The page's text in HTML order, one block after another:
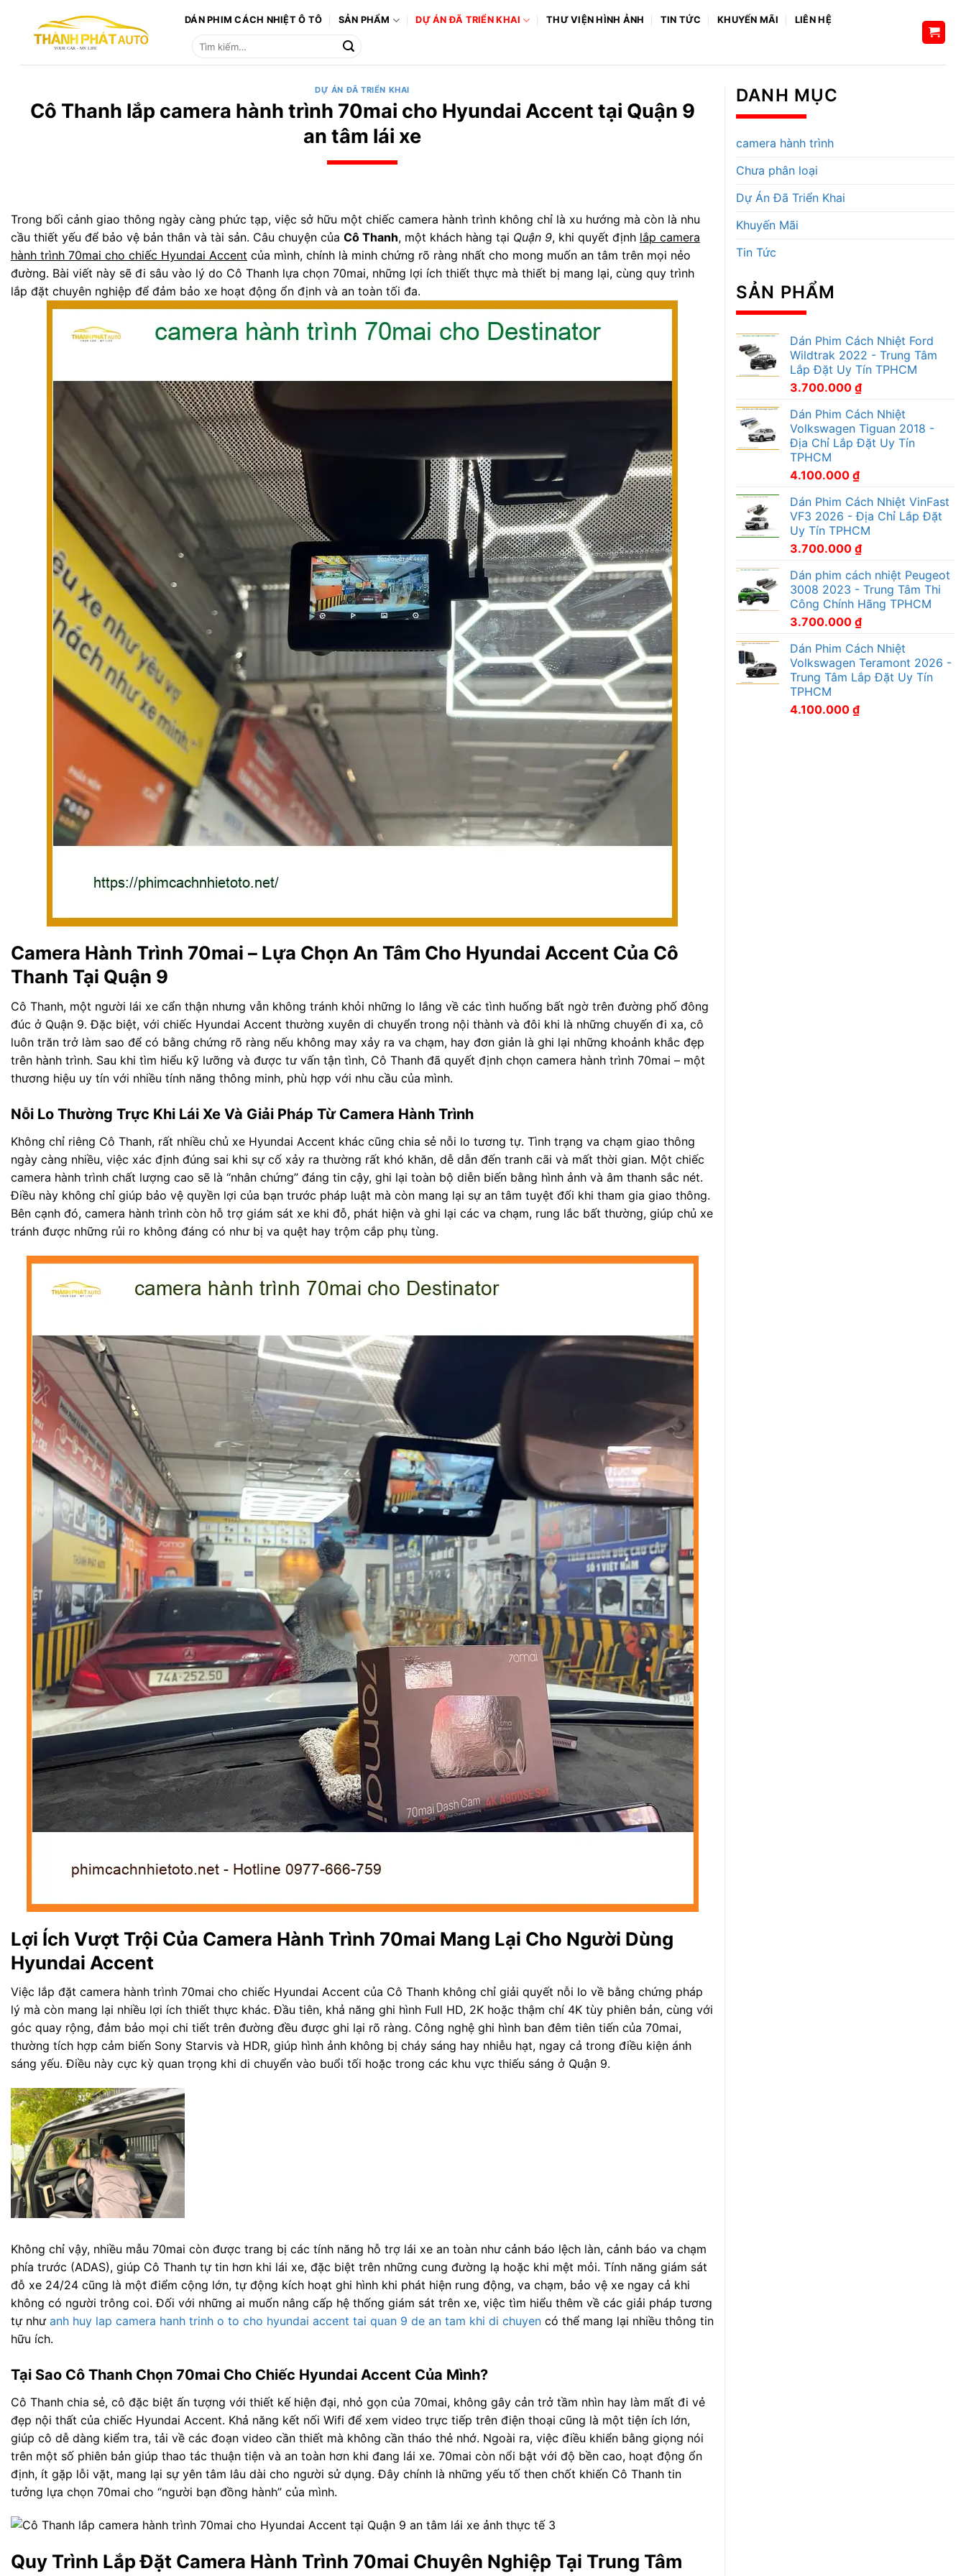
dung
DÁN PHIM CÁCH NHIỆT Ô TÔ SẢN PHẨM DỰ ÁN ĐÃ TRIỂN KHAI THƯ VIỆN HÌNH ẢNH TIN TỨC KHUYẾN MÃI
LIÊN HỆ
Tìm
DỰ ÁN ĐÃ TRIỂN KHAI
Cô Thanh lắp camera hành trình 70mai cho Hyundai Accent tại Quận 9
an tâm lái xe
Trong bối cảnh giao thông ngày càng phức tạp, việc sở hữu một chiếc camera hành trình không chỉ là xu hướng mà còn là nhu
cầu thiết yếu để bảo vệ bản thân và tài sản. Câu chuyện của Cô Thanh, một khách hàng tại Quận 9, khi quyết định lắp camera
hành trình 70mai cho chiếc Hyundai Accent của mình, chính là minh chứng rõ ràng nhất cho mong muốn an tâm trên mọi nẻo
đường. Bài viết này sẽ đi sâu vào lý do Cô Thanh lựa chọn 70mai, những lợi ích thiết thực mà thiết bị mang lại, cùng quy trình
lắp đặt chuyên nghiệp để đảm bảo xe hoạt động ổn định và an toàn tối đa.
Camera Hành Trình 70mai – Lựa Chọn An Tâm Cho Hyundai Accent Của Cô
Thanh Tại Quận 9
Cô Thanh, một người lái xe cẩn thận nhưng vẫn không tránh khỏi những lo lắng về các tình huống bất ngờ trên đường phố đông
đúc ở Quận 9. Đặc biệt, với chiếc Hyundai Accent thường xuyên di chuyển trong nội thành và đôi khi là những chuyến đi xa, cô
luôn trăn trở làm sao để có bằng chứng rõ ràng nếu không may xảy ra va chạm, hay đơn giản là ghi lại những khoảnh khắc đẹp
trên hành trình. Sau khi tìm hiểu kỹ lưỡng và được tư vấn tận tình, Cô Thanh đã quyết định chọn camera hành trình 70mai – một
thương hiệu uy tín với nhiều tính năng thông minh, phù hợp với nhu cầu của mình.
Nỗi Lo Thường Trực Khi Lái Xe Và Giải Pháp Từ Camera Hành Trình
Không chỉ riêng Cô Thanh, rất nhiều chủ xe Hyundai Accent khác cũng chia sẻ nỗi lo tương tự. Tình trạng va chạm giao thông
ngày càng nhiều, việc xác định đúng sai khi sự cố xảy ra thường rất khó khăn, dễ dẫn đến tranh cãi và mất thời gian. Một chiếc
camera hành trình chất lượng cao sẽ là “nhân chứng” đáng tin cậy, ghi lại toàn bộ diễn biến bằng hình ảnh và âm thanh sắc nét.
Điều này không chỉ giúp bảo vệ quyền lợi của bạn trước pháp luật mà còn mang lại sự an tâm tuyệt đối khi tham gia giao thông.
Bên cạnh đó, camera hành trình còn hỗ trợ giám sát xe khi đỗ, phát hiện và ghi lại các va chạm, rung lắc bất thường, giúp chủ xe
tránh được những rủi ro không đáng có như bị va quệt hay trộm cắp phụ tùng.
Lợi Ích Vượt Trội Của Camera Hành Trình 70mai Mang Lại Cho Người Dùng
Hyundai Accent
Việc lắp đặt camera hành trình 70mai cho chiếc Hyundai Accent của Cô Thanh không chỉ giải quyết nỗi lo về bằng chứng pháp
lý mà còn mang lại nhiều lợi ích thiết thực khác. Đầu tiên, khả năng ghi hình Full HD, 2K hoặc thậm chí 4K tùy phiên bản, cùng với
góc quay rộng, đảm bảo mọi chi tiết trên đường đều được ghi lại rõ ràng. Công nghệ ghi hình ban đêm tiên tiến của 70mai,
thường tích hợp cảm biến Sony Starvis và HDR, giúp hình ảnh không bị cháy sáng hay nhiễu hạt, ngay cả trong điều kiện ánh
sáng yếu. Điều này cực kỳ quan trọng khi di chuyển vào buổi tối hoặc trong các khu vực thiếu sáng ở Quận 9.
Không chỉ vậy, nhiều mẫu 70mai còn được trang bị các tính năng hỗ trợ lái xe an toàn như cảnh báo lệch làn, cảnh báo va chạm
phía trước (ADAS), giúp Cô Thanh tự tin hơn khi lái xe, đặc biệt trên những cung đường lạ hoặc khi mệt mỏi. Tính năng giám sát
đỗ xe 24/24 cũng là một điểm cộng lớn, tự động kích hoạt ghi hình khi phát hiện rung động, va chạm, bảo vệ xe ngay cả khi
không có người trông coi. Đối với những ai muốn nâng cấp hệ thống giám sát trên xe, việc tìm hiểu thêm về các giải pháp tương
tự như anh huy lap camera hanh trinh o to cho hyundai accent tai quan 9 de an tam khi di chuyen có thể mang lại nhiều thông tin
hữu ích.
Tại Sao Cô Thanh Chọn 70mai Cho Chiếc Hyundai Accent Của Mình?
Cô Thanh chia sẻ, cô đặc biệt ấn tượng với thiết kế hiện đại, nhỏ gọn của 70mai, không gây cản trở tầm nhìn hay làm mất đi vẻ
đẹp nội thất của chiếc Hyundai Accent. Khả năng kết nối Wifi để xem video trực tiếp trên điện thoại cũng là một tiện ích lớn,
giúp cô dễ dàng kiểm tra, tải về các đoạn video cần thiết mà không cần tháo thẻ nhớ. Ngoài ra, việc điều khiển bằng giọng nói
trên một số phiên bản giúp thao tác thuận tiện và an toàn hơn khi đang lái xe. 70mai còn nổi bật với độ bền cao, hoạt động ổn
định, ít gặp lỗi vặt, mang lại sự yên tâm lâu dài cho người sử dụng. Đây chính là những yếu tố then chốt khiến Cô Thanh tin
tưởng lựa chọn 70mai cho “người bạn đồng hành” của mình.
Quy Trình Lắp Đặt Camera Hành Trình 70mai Chuyên Nghiệp Tại Trung Tâm
DANH MỤC
camera hành trình
Chưa phân loại
Dự Án Đã Triển Khai
Khuyến Mãi
Tin Tức
SẢN PHẨM
Dán Phim Cách Nhiệt Ford
Wildtrak 2022 - Trung Tâm
Lắp Đặt Uy Tín TPHCM
3.700.000 ₫
Dán Phim Cách Nhiệt
Volkswagen Tiguan 2018 -
Địa Chỉ Lắp Đặt Uy Tín
TPHCM
4.100.000 ₫
Dán Phim Cách Nhiệt VinFast
VF3 2026 - Địa Chỉ Lắp Đặt
Uy Tín TPHCM
3.700.000 ₫
Dán phim cách nhiệt Peugeot
3008 2023 - Trung Tâm Thi
Công Chính Hãng TPHCM
3.700.000 ₫
Dán Phim Cách Nhiệt
Volkswagen Teramont 2026 -
Trung Tâm Lắp Đặt Uy Tín
TPHCM
4.100.000 ₫